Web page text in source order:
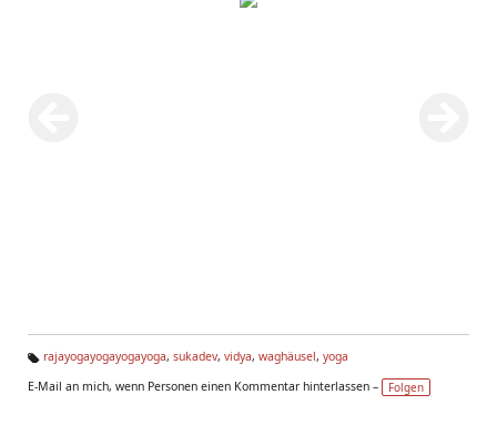
g
rajayogayogayogayoga, sukadev, vidya, waghäusel, yoga
E-Mail an mich, wenn Personen einen Kommentar hinterlassen –
Folgen